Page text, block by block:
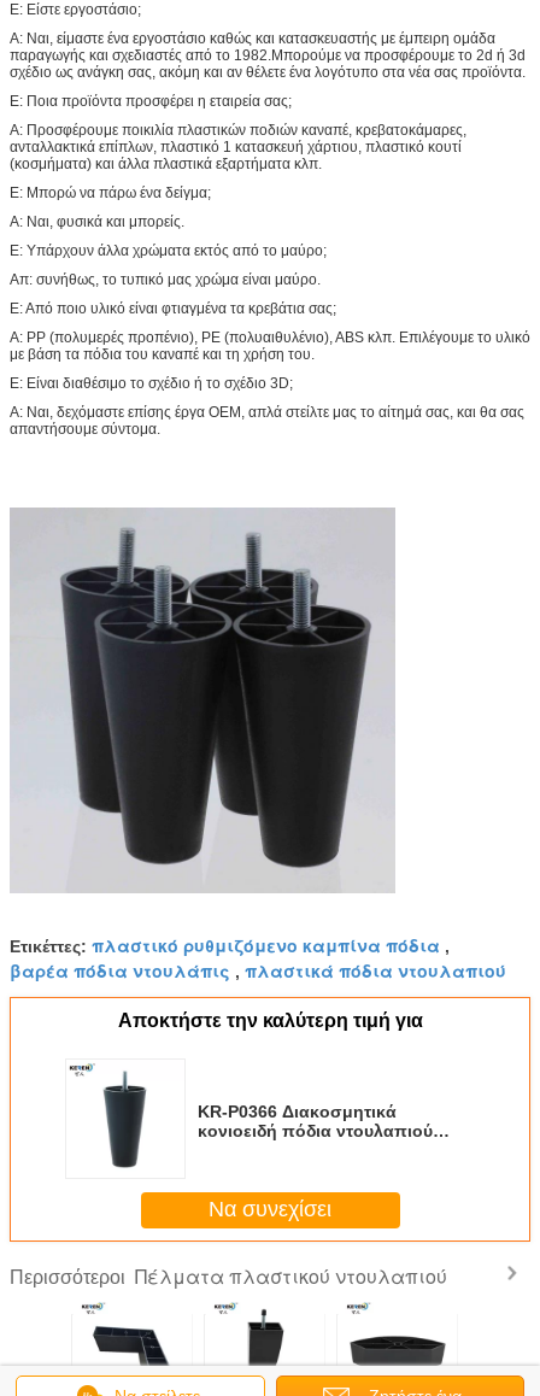
Ε: Είστε εργοστάσιο;
Α: Ναι, είμαστε ένα εργοστάσιο καθώς και κατασκευαστής με έμπειρη ομάδα
παραγωγής και σχεδιαστές από το 1982.Μπορούμε να προσφέρουμε το 2d ή 3d
σχέδιο ως ανάγκη σας, ακόμη και αν θέλετε ένα λογότυπο στα νέα σας προϊόντα.
Ε: Ποια προϊόντα προσφέρει η εταιρεία σας;
Α: Προσφέρουμε ποικιλία πλαστικών ποδιών καναπέ, κρεβατοκάμαρες,
ανταλλακτικά επίπλων, πλαστικό 1 κατασκευή χάρτιου, πλαστικό κουτί
(κοσμήματα) και άλλα πλαστικά εξαρτήματα κλπ.
Ε: Μπορώ να πάρω ένα δείγμα;
Α: Ναι, φυσικά και μπορείς.
Ε: Υπάρχουν άλλα χρώματα εκτός από το μαύρο;
Απ: συνήθως, το τυπικό μας χρώμα είναι μαύρο.
Ε: Από ποιο υλικό είναι φτιαγμένα τα κρεβάτια σας;
Α: PP (πολυμερές προπένιο), PE (πολυαιθυλένιο), ABS κλπ. Επιλέγουμε το υλικό
με βάση τα πόδια του καναπέ και τη χρήση του.
Ε: Είναι διαθέσιμο το σχέδιο ή το σχέδιο 3D;
Α: Ναι, δεχόμαστε επίσης έργα OEM, απλά στείλτε μας το αίτημά σας, και θα σας
απαντήσουμε σύντομα.
Ετικέττες: πλαστικό ρυθμιζόμενο καμπίνα πόδια ,
βαρέα πόδια ντουλάπις , πλαστικά πόδια ντουλαπιού
Αποκτήστε την καλύτερη τιμή για
KR-P0366 Διακοσμητικά
κονιοειδή πόδια ντουλαπιού
Να συνεχίσει
Περισσότεροι Πέλματα πλαστικού ντουλαπιού